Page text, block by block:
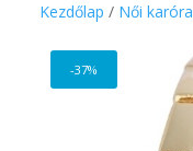
Kezdőlap / Női karóra
-37%